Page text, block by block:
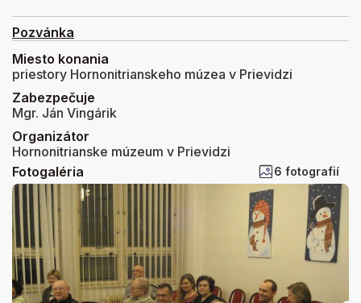
Pozvánka
Miesto konania
priestory Hornonitrianskeho múzea v Prievidzi
Zabezpečuje
Mgr. Ján Vingárik
Organizátor
Hornonitrianske múzeum v Prievidzi
Fotogaléria
6 fotografií